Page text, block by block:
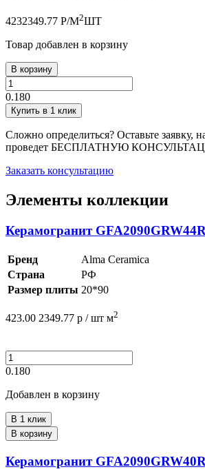
4232349.77 Р/М2ШТ
Товар добавлен в корзину
В корзину
0.180
Купить в 1 клик
Сложно определиться? Оставьте заявку,
проведет БЕСПЛАТНУЮ
Заказать консультацию
Элементы коллекции
Керамогранит
Бренд
Alma Ceramica
Страна
РФ
Размер плиты 20*90
423.00 2349.77 р / шт м2
0.180
Добавлен в корзину
В 1 клик
В корзину
Керамогранит